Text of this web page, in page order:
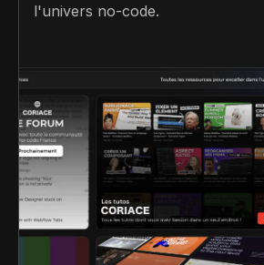
l'univers no-code.